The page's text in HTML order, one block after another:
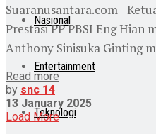
Nasional
Entertainment
Teknologi
Suaranusantara.com -
Prestasi PP PBSI Eng
Anthony Sinisuka Ginting
Read more
by snc 14
13 January 2025
Load More